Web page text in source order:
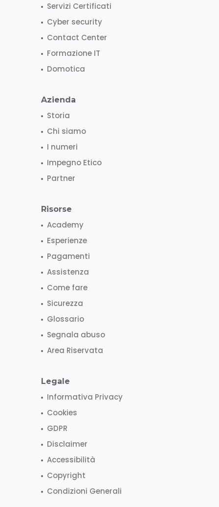
Servizi Certificati
Cyber security
Contact Center
Formazione IT
Domotica
Azienda
Storia
Chi siamo
I numeri
Impegno Etico
Partner
Risorse
Academy
Esperienze
Pagamenti
Assistenza
Come fare
Sicurezza
Glossario
Segnala abuso
Area Riservata
Legale
Informativa Privacy
Cookies
GDPR
Disclaimer
Accessibilità
Copyright
Condizioni Generali